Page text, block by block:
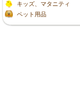
キッズ、マタニティ
ペット用品